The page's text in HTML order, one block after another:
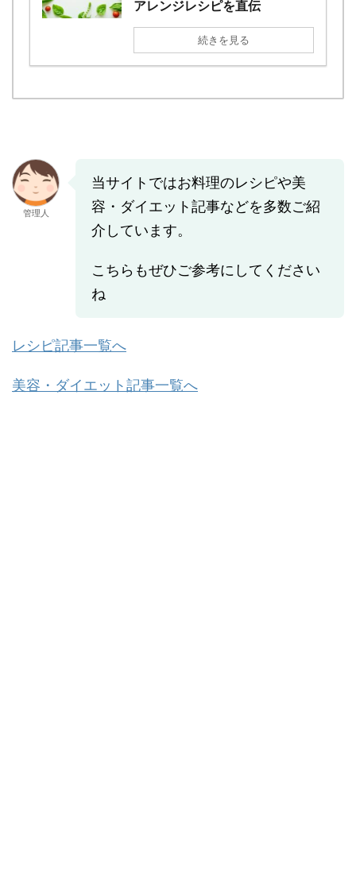
アレンジレシピを直伝
続きを見る
管理人
当サイトではお料理のレシピや美
容・ダイエット記事などを多数ご紹
介しています。
こちらもぜひご参考にしてください
ね
レシピ記事一覧へ
美容・ダイエット記事一覧へ